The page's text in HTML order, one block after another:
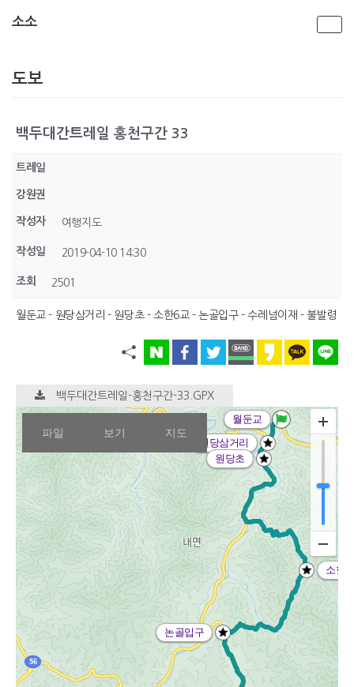
츠
너
기
소소
도보
백두대간트레일 홍천구간 33
트레일
강원권
작성자 여행지도
작성일 2019-04-10 14:30
조회 2501
월둔교 - 원당삼거리 - 원당초 - 소한6교 - 논골입구 - 수레넘이재 - 불발령
백두대간트레일-홍천구간-33.GPX